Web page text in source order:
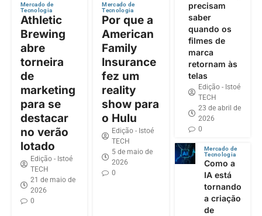
Mercado de
Tecnologia
Athletic
Brewing
abre
torneira
de
marketing
para se
destacar
no verão
lotado
Edição - Istoé
TECH
21 de maio de
2026
0
Mercado de
Tecnologia
Por que a
American
Family
Insurance
fez um
reality
show para
o Hulu
Edição - Istoé
TECH
5 de maio de
2026
0
precisam
saber
quando os
filmes de
marca
retornam às
telas
Edição - Istoé
TECH
23 de abril de
2026
0
Mercado de
Tecnologia
Como a
IA está
tornando
a criação
de